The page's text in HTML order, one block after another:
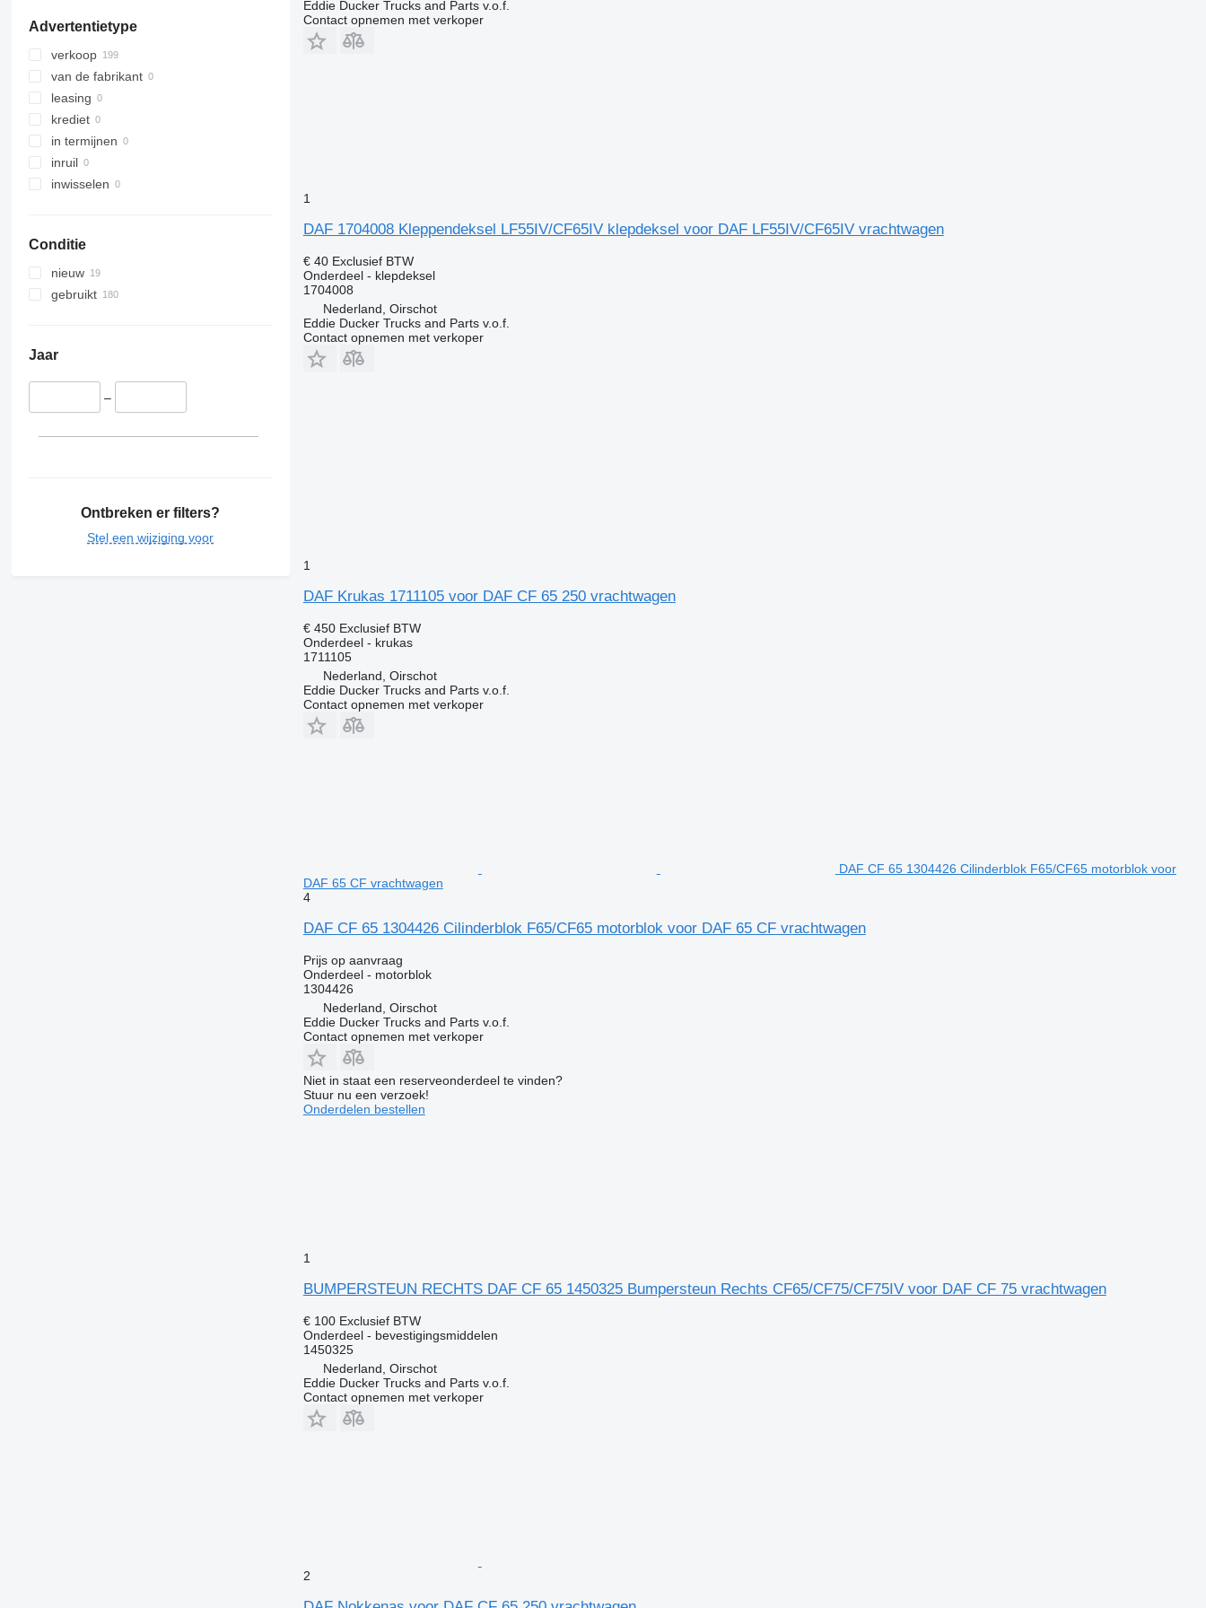
Vito
VNL
Advertentietype
verkoop
van de fabrikant
leasing
krediet
in termijnen
inruil
inwisselen
Conditie
nieuw
gebruikt
Jaar
–
Ontbreken er filters?
Stel een wijziging voor
Eddie Ducker Trucks and Parts v.o.f.
Contact opnemen met verkoper
1
DAF 1704008 Kleppendeksel LF55IV/CF65IV klepdeksel voor DAF LF55IV/CF65IV vrachtwagen
€ 40 Exclusief BTW
Onderdeel - klepdeksel
1704008
Nederland, Oirschot
Eddie Ducker Trucks and Parts v.o.f.
Contact opnemen met verkoper
1
DAF Krukas 1711105 voor DAF CF 65 250 vrachtwagen
€ 450 Exclusief BTW
Onderdeel - krukas
1711105
Nederland, Oirschot
Eddie Ducker Trucks and Parts v.o.f.
Contact opnemen met verkoper
DAF CF 65 1304426 Cilinderblok F65/CF65 motorblok voor
DAF 65 CF vrachtwagen
4
DAF CF 65 1304426 Cilinderblok F65/CF65 motorblok voor DAF 65 CF vrachtwagen
Prijs op aanvraag
Onderdeel - motorblok
1304426
Nederland, Oirschot
Eddie Ducker Trucks and Parts v.o.f.
Contact opnemen met verkoper
Niet in staat een reserveonderdeel te vinden?
Stuur nu een verzoek!
Onderdelen bestellen
1
BUMPERSTEUN RECHTS DAF CF 65 1450325 Bumpersteun Rechts CF65/CF75/CF75IV voor DAF CF 75 vrachtwagen
€ 100 Exclusief BTW
Onderdeel - bevestigingsmiddelen
1450325
Nederland, Oirschot
Eddie Ducker Trucks and Parts v.o.f.
Contact opnemen met verkoper
2